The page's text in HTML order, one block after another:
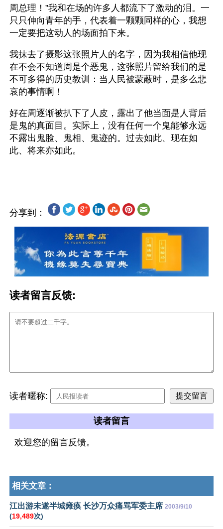
周总理！”我和在场的许多人都流下了激动的泪。一
只只伸向青年的手，代表着一颗颗同样的心，我想
一定要把这动人的场面拍下来。
我抹去了摄影这张照片人的名字，因为我相信他现
在不会不知道周是个恶鬼，这张照片留给我们的是
不可多得的历史教训：当人民被蒙蔽时，是多么悲
哀的事情啊！
好在周逐渐被扒下了人皮，露出了他当面是人背后
是鬼的真面目。实际上，没有任何一个鬼能够永远
不露出鬼脸、鬼相、鬼迹的。过去如此、现在如
此、将来亦如此。
分享到：
读者留言反馈:
读者暱称:
读者留言
欢迎您的留言反馈。
相关文章：
江出游未遂半城瘫痪 长沙万众痛骂军委主席 2003/9/10
(19,489次)